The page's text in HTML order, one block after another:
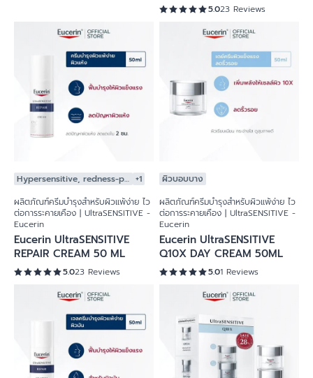
5.023 Reviews
Hypersensitive, redness-prone skin +1
ผลิตภัณฑ์ครีมบำรุงสำหรับผิวแพ้ง่าย ไว
ต่อการระคายเคือง | UltraSENSITIVE -
Eucerin
Eucerin UltraSENSITIVE
REPAIR CREAM 50 ML
5.023 Reviews
ผิวบอบบาง
ผลิตภัณฑ์ครีมบำรุงสำหรับผิวแพ้ง่าย ไว
ต่อการระคายเคือง | UltraSENSITIVE -
Eucerin
Eucerin UltraSENSITIVE
Q10X DAY CREAM 50ML
5.01 Reviews